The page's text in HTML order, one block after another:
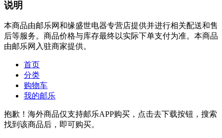
说明
本商品由邮乐网和缘盛世电器专营店提供并进行相关配送和售
后等服务。商品价格与库存最终以实际下单支付为准。本商品
由邮乐网入驻商家提供。
首页
分类
购物车
我的邮乐
抱歉！海外商品仅支持邮乐APP购买，点击去下载按钮，搜索
找到该商品后，即可购买。